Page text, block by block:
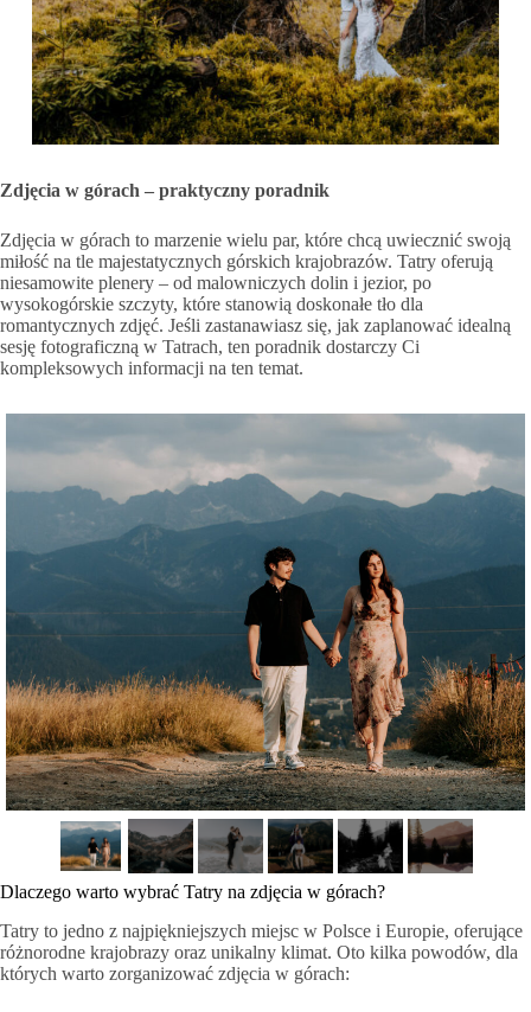
Zdjęcia w górach – praktyczny poradnik
Zdjęcia w górach to marzenie wielu par, które chcą uwiecznić swoją
miłość na tle majestatycznych górskich krajobrazów. Tatry oferują
niesamowite plenery – od malowniczych dolin i jezior, po
wysokogórskie szczyty, które stanowią doskonałe tło dla
romantycznych zdjęć. Jeśli zastanawiasz się, jak zaplanować idealną
sesję fotograficzną w Tatrach, ten poradnik dostarczy Ci
kompleksowych informacji na ten temat.
Dlaczego warto wybrać Tatry na zdjęcia w górach?
Tatry to jedno z najpiękniejszych miejsc w Polsce i Europie, oferujące
różnorodne krajobrazy oraz unikalny klimat. Oto kilka powodów, dla
których warto zorganizować zdjęcia w górach: